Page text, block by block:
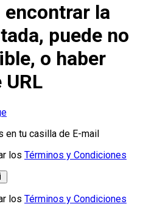
la
puede no
o haber
en tu casilla de E-mail
los Términos y Condiciones
los Términos y Condiciones